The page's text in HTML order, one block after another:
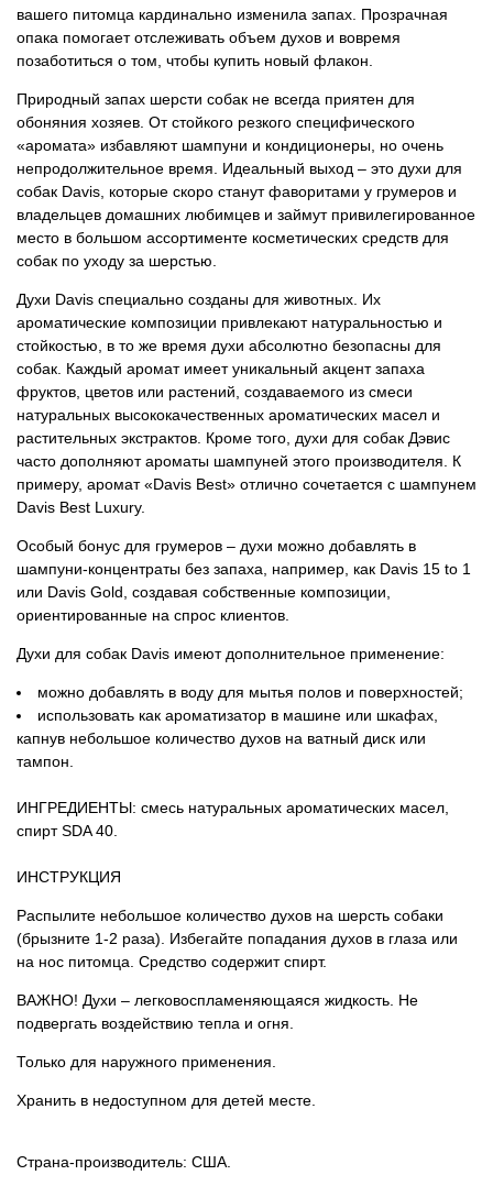
вашего питомца кардинально изменила запах. Прозрачная
опака помогает отслеживать объем духов и вовремя
позаботиться о том, чтобы купить новый флакон.
Природный запах шерсти собак не всегда приятен для
обоняния хозяев. От стойкого резкого специфического
«аромата» избавляют шампуни и кондиционеры, но очень
непродолжительное время. Идеальный выход – это духи для
собак Davis, которые скоро станут фаворитами у грумеров и
владельцев домашних любимцев и займут привилегированное
место в большом ассортименте косметических средств для
собак по уходу за шерстью.
Духи Davis специально созданы для животных. Их
ароматические композиции привлекают натуральностью и
стойкостью, в то же время духи абсолютно безопасны для
собак. Каждый аромат имеет уникальный акцент запаха
фруктов, цветов или растений, создаваемого из смеси
натуральных высококачественных ароматических масел и
растительных экстрактов. Кроме того, духи для собак Дэвис
часто дополняют ароматы шампуней этого производителя. К
примеру, аромат «Davis Best» отлично сочетается с шампунем
Davis Best Luxury.
Особый бонус для грумеров – духи можно добавлять в
шампуни-концентраты без запаха, например, как Davis 15 to 1
или Davis Gold, создавая собственные композиции,
ориентированные на спрос клиентов.
Духи для собак Davis имеют дополнительное применение:
можно добавлять в воду для мытья полов и поверхностей;
использовать как ароматизатор в машине или шкафах,
капнув небольшое количество духов на ватный диск или
тампон.
ИНГРЕДИЕНТЫ: смесь натуральных ароматических масел,
спирт SDA 40.
ИНСТРУКЦИЯ
Распылите небольшое количество духов на шерсть собаки
(брызните 1-2 раза). Избегайте попадания духов в глаза или
на нос питомца. Средство содержит спирт.
ВАЖНО! Духи – легковоспламеняющаяся жидкость. Не
подвергать воздействию тепла и огня.
Только для наружного применения.
Хранить в недоступном для детей месте.
Страна-производитель: США.